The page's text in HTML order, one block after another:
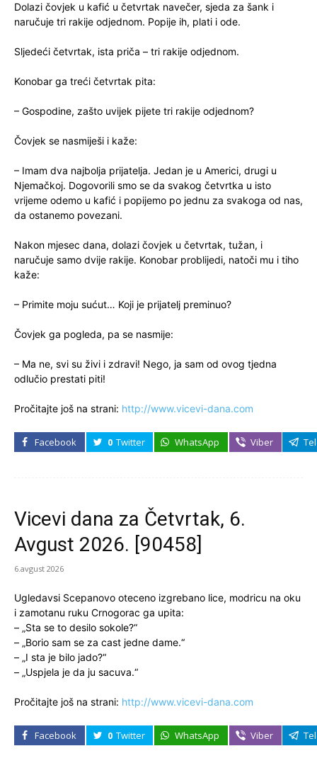
Dolazi čovjek u kafić u četvrtak navečer, sjeda za šank i
naručuje tri rakije odjednom. Popije ih, plati i ode.
Sljedeći četvrtak, ista priča – tri rakije odjednom.
Konobar ga treći četvrtak pita:
– Gospodine, zašto uvijek pijete tri rakije odjednom?
Čovjek se nasmiješi i kaže:
– Imam dva najbolja prijatelja. Jedan je u Americi, drugi u
Njemačkoj. Dogovorili smo se da svakog četvrtka u isto
vrijeme odemo u kafić i popijemo po jednu za svakoga od nas,
da ostanemo povezani.
Nakon mjesec dana, dolazi čovjek u četvrtak, tužan, i
naručuje samo dvije rakije. Konobar problijedi, natoči mu i tiho
kaže:
– Primite moju sućut… Koji je prijatelj preminuo?
Čovjek ga pogleda, pa se nasmije:
– Ma ne, svi su živi i zdravi! Nego, ja sam od ovog tjedna
odlučio prestati piti!
Pročitajte još na strani: http://www.vicevi-dana.com
Facebook 0 Twitter WhatsApp Viber
Vicevi dana za Četvrtak, 6.
Avgust 2026. [90458]
6.avgust 2026
Ugledavsi Scepanovo oteceno izgrebano lice, modricu na oku
i zamotanu ruku Crnogorac ga upita:
– „Sta se to desilo sokole?“
– „Borio sam se za cast jedne dame.“
– „I sta je bilo jado?“
– „Uspjela je da ju sacuva.“
Pročitajte još na strani: http://www.vicevi-dana.com
Facebook 0 Twitter WhatsApp Viber